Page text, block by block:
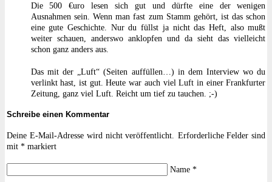
Die 500 €uro lesen sich gut und dürfte eine der wenigen
Ausnahmen sein. Wenn man fast zum Stamm gehört, ist das schon
eine gute Geschichte. Nur du füllst ja nicht das Heft, also mußt
weiter schauen, anderswo anklopfen und da sieht das viellеісht
schon ganz anders aus.
Das mit der „Luft“ (Seiten auffüllen…) in dem Interview wo du
verlinkt hast, ist gut. Heute war auch viel Luft in einer Frankfurter
Zeitung, ganz viel Luft. Reicht um tief zu tauchen. ;-)
Schreibe einen Kommentar
Deine E-Mail-Adresse wird nicht veröffentlicht. Erforderliche Felder sind
mit *markiert
Name *